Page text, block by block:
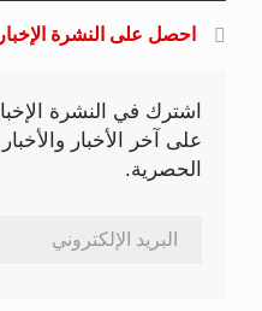
احصل على النشرة
اشترك في النشرة
على آخر الأخبار
الحصرية.